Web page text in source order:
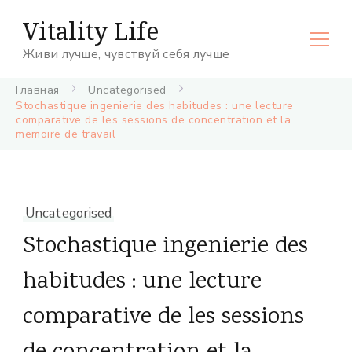
Vitality Life
Живи лучше, чувствуй себя лучше
Главная
Uncategorised
Stochastique ingenierie des habitudes : une lecture
comparative de les sessions de concentration et la
memoire de travail
Uncategorised
Stochastique ingenierie des
habitudes : une lecture
comparative de les sessions